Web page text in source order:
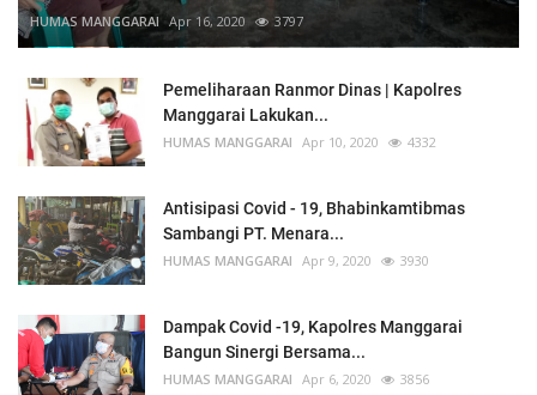
HUMAS MANGGARAI Apr 16, 2020 3797
Pemeliharaan Ranmor Dinas | Kapolres
Manggarai Lakukan...
HUMAS MANGGARAI Apr 10, 2020 4332
Antisipasi Covid - 19, Bhabinkamtibmas
Sambangi PT. Menara...
HUMAS MANGGARAI Apr 9, 2020 3930
Dampak Covid -19, Kapolres Manggarai
Bangun Sinergi Bersama...
HUMAS MANGGARAI Apr 6, 2020 3856